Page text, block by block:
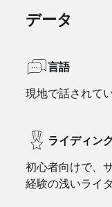
データ
言語
現地で話されて
ライディン
初心者向けで、
経験の浅いライ